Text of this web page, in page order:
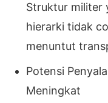
Struktur militer
hierarki tidak
menuntut
Potensi
Meningkat